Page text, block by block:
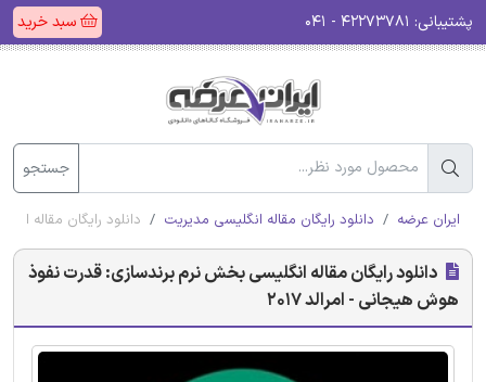
پشتیبانی: سبد خرید
جستجو
ایران عرضه دانلود رایگان مقاله انگلیسی مدیریت دانلود رایگان مقاله
دانلود رایگان مقاله انگلیسی بخش نرم برندسازی: قدرت نفوذ
هوش هیجانی - امرالد 2017